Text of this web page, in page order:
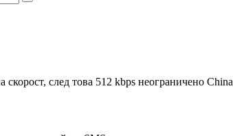
след това 512 kbps неограничено